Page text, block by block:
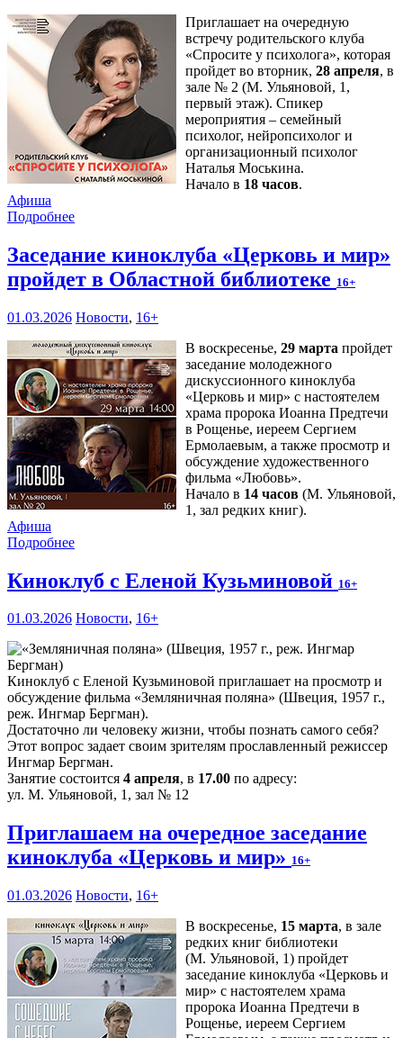
Приглашает на очередную
встречу родительского клуба
«Спросите у психолога», которая
пройдет во вторник, 28 апреля, в
зале № 2 (М. Ульяновой, 1,
первый этаж). Спикер
мероприятия – семейный
психолог, нейропсихолог и
организационный психолог
Наталья Моськина.
Начало в 18 часов.
Афиша
Подробнее
Заседание киноклуба «Церковь и мир»
пройдет в Областной библиотеке 16+
01.03.2026 Новости, 16+
В воскресенье, 29 марта пройдет
заседание молодежного
дискуссионного киноклуба
«Церковь и мир» с настоятелем
храма пророка Иоанна Предтечи
в Рощенье, иереем Сергием
Ермолаевым, а также просмотр и
обсуждение художественного
фильма «Любовь».
Начало в 14 часов (М. Ульяновой,
1, зал редких книг).
Афиша
Подробнее
Киноклуб с Еленой Кузьминовой 16+
01.03.2026 Новости, 16+
Киноклуб с Еленой Кузьминовой приглашает на просмотр и
обсуждение фильма «Земляничная поляна» (Швеция, 1957 г.,
реж. Ингмар Бергман).
Достаточно ли человеку жизни, чтобы познать самого себя?
Этот вопрос задает своим зрителям прославленный режиссер
Ингмар Бергман.
Занятие состоится 4 апреля, в 17.00 по адресу:
ул. М. Ульяновой, 1, зал № 12
Приглашаем на очередное заседание
киноклуба «Церковь и мир» 16+
01.03.2026 Новости, 16+
В воскресенье, 15 марта, в зале
редких книг библиотеки
(М. Ульяновой, 1) пройдет
заседание киноклуба «Церковь и
мир» с настоятелем храма
пророка Иоанна Предтечи в
Рощенье, иереем Сергием